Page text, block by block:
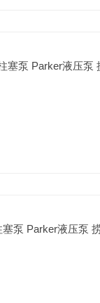
塞泵 Parker液压泵
泵 Parker液压泵